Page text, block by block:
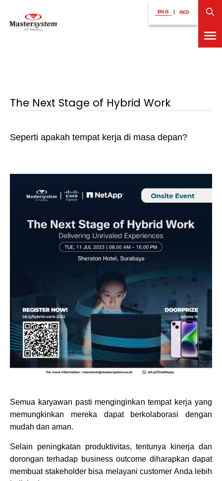
ENG | IND
The Next Stage of Hybrid Work
Seperti apakah tempat kerja di masa depan?
Semua karyawan pasti menginginkan tempat kerja yang
memungkinkan mereka dapat berkolaborasi dengan
mudah dan aman.
Selain peningkatan produktivitas, tentunya kinerja dan
dorongan terhadap business outcome diharapkan dapat
membuat stakeholder bisa melayani customer Anda lebih